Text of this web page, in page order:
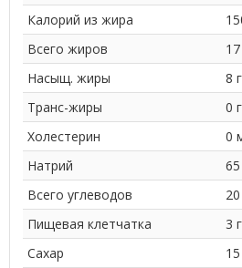
Калорий из жира
Всего жиров
Насыщ. жиры
8 г
Транс-жиры
0 г
Холестерин
0
Натрий
Всего углеводов
Пищевая клетчатка
3 г
Сахар